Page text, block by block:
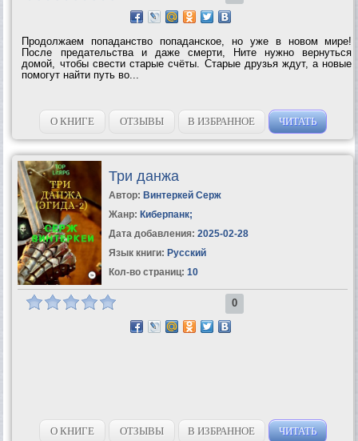
Продолжаем попаданство попаданское, но уже в новом мире!
После предательства и даже смерти, Ните нужно вернуться
домой, чтобы свести старые счёты. Старые друзья ждут, а новые
помогут найти путь во...
О КНИГЕ ОТЗЫВЫ В ИЗБРАННОЕ ЧИТАТЬ
Три данжа
Автор: Винтеркей Серж
Жанр: Киберпанк;
Дата добавления: 2025-02-28
Язык книги: Русский
Кол-во страниц: 10
0
О КНИГЕ ОТЗЫВЫ В ИЗБРАННОЕ ЧИТАТЬ